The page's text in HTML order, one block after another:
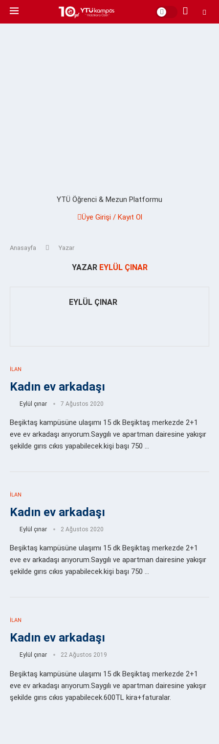
YTÜ Öğrenci & Mezun Platformu
Üye Girişi / Kayıt Ol
Anasayfa Yazar
YAZAR EYLÜL ÇINAR
EYLÜL ÇINAR
İLAN
Kadın ev arkadaşı
Eylül çınar 7 Ağustos 2020
Beşiktaş kampüsüne ulaşımı 15 dk Beşiktaş merkezde 2+1
eve ev arkadaşı arıyorum.Saygılı ve apartman dairesine yakışır
şekilde gırıs cıkıs yapabilecek.kişi başı 750 …
İLAN
Kadın ev arkadaşı
Eylül çınar 2 Ağustos 2020
Beşiktaş kampüsüne ulaşımı 15 dk Beşiktaş merkezde 2+1
eve ev arkadaşı arıyorum.Saygılı ve apartman dairesine yakışır
şekilde gırıs cıkıs yapabilecek.kişi başı 750 …
İLAN
Kadın ev arkadaşı
Eylül çınar 22 Ağustos 2019
Beşiktaş kampüsüne ulaşımı 15 dk Beşiktaş merkezde 2+1
eve ev arkadaşı arıyorum.Saygılı ve apartman dairesine yakışır
şekilde gırıs cıkıs yapabilecek.600TL kira+faturalar.